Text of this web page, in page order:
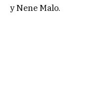
y Nene Malo.